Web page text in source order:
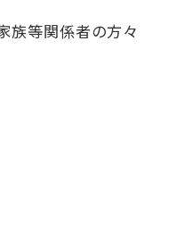
族等関係者の方々